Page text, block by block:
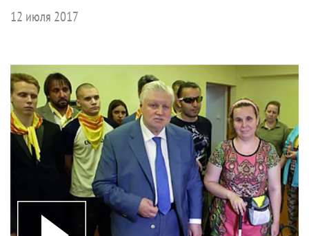
12 июля 2017